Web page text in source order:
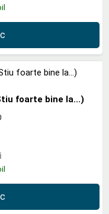
foarte bine la...)